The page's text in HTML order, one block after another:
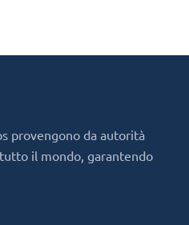
provengono da autorità
il mondo, garantendo